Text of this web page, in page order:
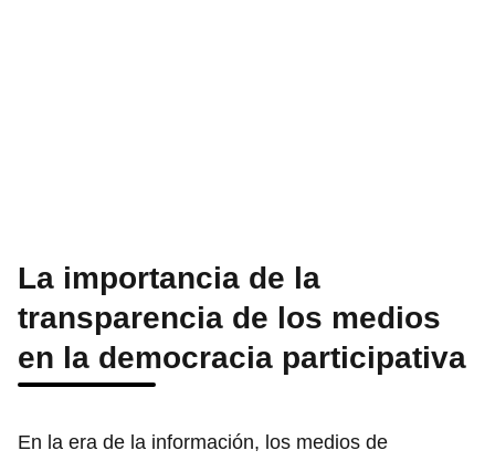
La importancia de la
transparencia de los medios
en la democracia participativa
En la era de la información, los medios de